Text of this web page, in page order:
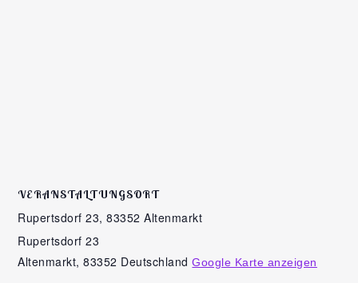
VERANSTALTUNGSORT
Rupertsdorf 23, 83352 Altenmarkt
Rupertsdorf 23
Altenmarkt, 83352 Deutschland Google Karte anzeigen